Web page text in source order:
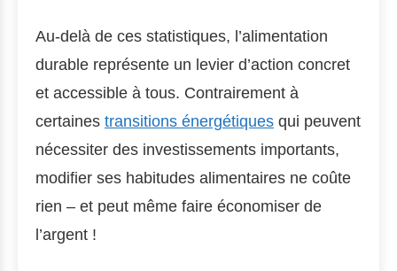
Au-delà de ces statistiques, l’alimentation
durable représente un levier d’action concret
et accessible à tous. Contrairement à
certaines transitions énergétiques qui peuvent
nécessiter des investissements importants,
modifier ses habitudes alimentaires ne coûte
rien – et peut même faire économiser de
l’argent !